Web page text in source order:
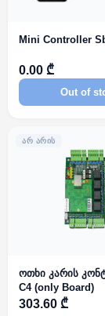
Mini Controller
0.00 ₾
Out of
ᲐᲠ ᲐᲠᲘᲡ
ოთხი კარის
C4 (only Board)
303.60 ₾